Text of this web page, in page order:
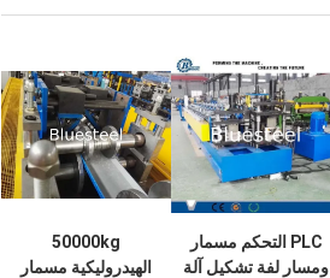
PLC التحكم مسمار
ومسار لفة تشكيل آلة
50000kg
الهيدروليكية مسمار